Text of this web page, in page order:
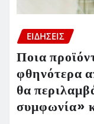
ΕΙΔΗΣΕΙΣ
Ποια
φθηνότερα
θα
συμφωνία»